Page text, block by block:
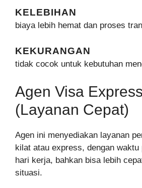
KELEBIHAN
biaya lebih hemat dan proses
KEKURANGAN
tidak cocok untuk kebutuhan
Agen Visa Express
(Layanan Cepat)
Agen ini menyediakan layanan
kilat atau express, dengan
hari kerja, bahkan bisa lebih
situasi.